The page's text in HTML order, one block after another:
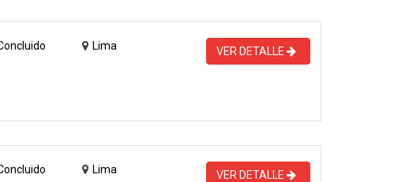
Lima VER DETALLE
Lima VER DETALLE